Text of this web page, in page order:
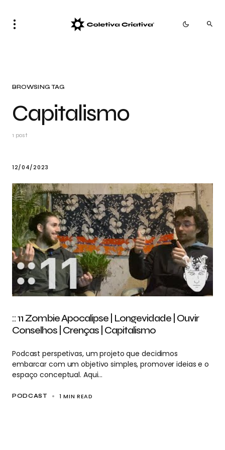
BROWSING TAG
Capitalismo
1 post
PODCAST 1 MIN READ
:: 11 Zombie Apocalipse | Longevidade | Ouvir
Conselhos | Crenças | Capitalismo
Podcast perspetivas, um projeto que decidimos
embarcar com um objetivo simples, promover ideias e o
espaço conceptual. Aqui…
12/04/2023